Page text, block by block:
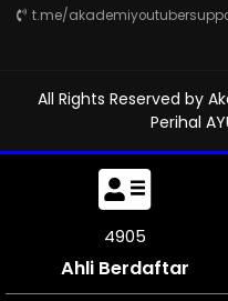
t.me/
All Rights Reserved by
Perihal
5319
Ahli Berdaftar